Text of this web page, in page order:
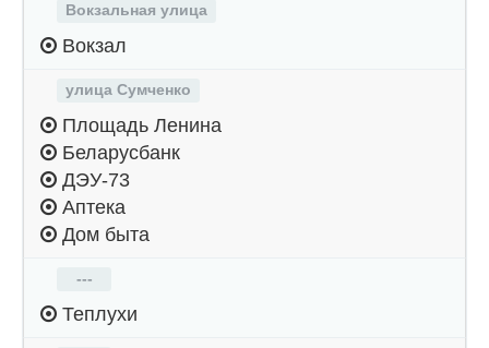
Вокзальная улица
Вокзал
улица Сумченко
Площадь Ленина
Беларусбанк
ДЭУ-73
Аптека
Дом быта
---
Теплухи